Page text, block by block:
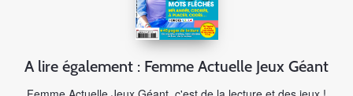
A lire également : Femme Actuelle Jeux Géant